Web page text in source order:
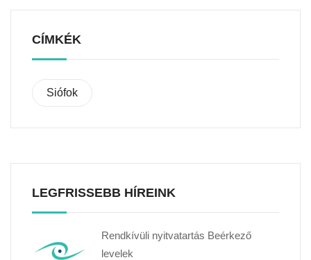
CÍMKÉK
Siófok
LEGFRISSEBB HÍREINK
Rendkívüli nyitvatartás Beérkező
levelek